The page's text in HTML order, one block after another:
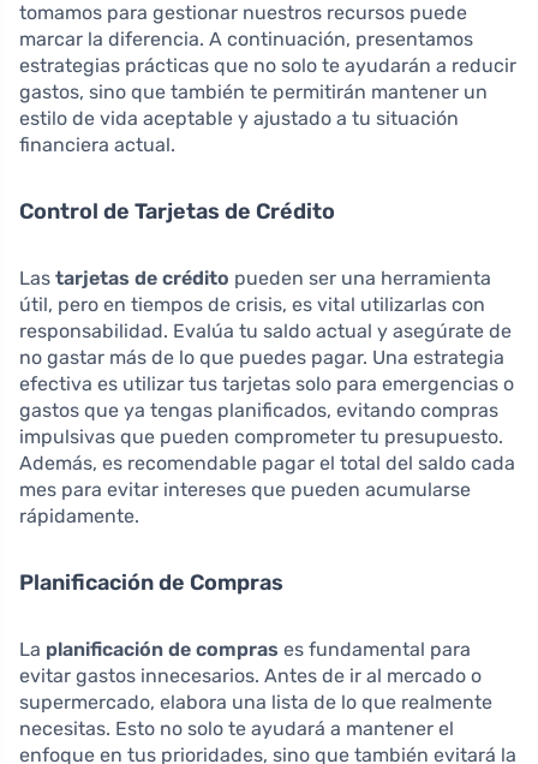
tomamos para gestionar nuestros recursos puede
marcar la diferencia. A continuación, presentamos
estrategias prácticas que no solo te ayudarán a reducir
gastos, sino que también te permitirán mantener un
estilo de vida aceptable y ajustado a tu situación
financiera actual.
Control de Tarjetas de Crédito
Las tarjetas de crédito pueden ser una herramienta
útil, pero en tiempos de crisis, es vital utilizarlas con
responsabilidad. Evalúa tu saldo actual y asegúrate de
no gastar más de lo que puedes pagar. Una estrategia
efectiva es utilizar tus tarjetas solo para emergencias o
gastos que ya tengas planificados, evitando compras
impulsivas que pueden comprometer tu presupuesto.
Además, es recomendable pagar el total del saldo cada
mes para evitar intereses que pueden acumularse
rápidamente.
Planificación de Compras
La planificación de compras es fundamental para
evitar gastos innecesarios. Antes de ir al mercado o
supermercado, elabora una lista de lo que realmente
necesitas. Esto no solo te ayudará a mantener el
enfoque en tus prioridades, sino que también evitará la